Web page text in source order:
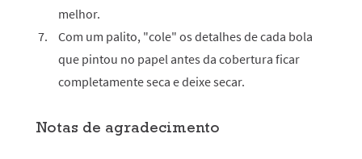
melhor.
Com um palito, "cole" os detalhes de cada bola
que pintou no papel antes da cobertura ficar
completamente seca e deixe secar.
Notas de agradecimento